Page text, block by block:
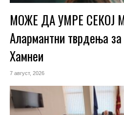
МОЖЕ ДА УМРЕ СЕКОЈ
Алармантни тврдења за
Хамнеи
7 август, 2026